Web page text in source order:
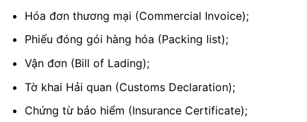
Hóa đơn thương mại (Commercial Invoice);
Phiếu đóng gói hàng hóa (Packing list);
Vận đơn (Bill of Lading);
Tờ khai Hải quan (Customs Declaration);
Chứng từ bảo hiểm (Insurance Certificate);